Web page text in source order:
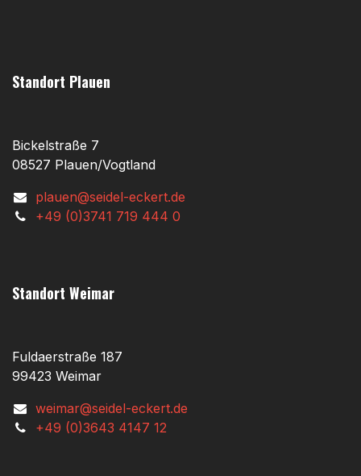
Standort Plauen
Bickelstraße 7
08527 Plauen/Vogtland
plauen@seidel-eckert.de
+49 (0)3741 719 444 0
Standort Weimar
Fuldaerstraße 187
99423 Weimar
weimar@seidel-eckert.de
+49 (0)3643 4147 12